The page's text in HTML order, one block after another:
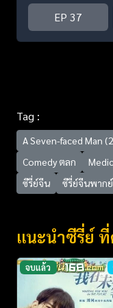
EP 37
Tag :
A Seven-faced Man
Comedy ตลก
ซีรี่ย์จีน
ซีรี่ย์จีนพาก
แนะนำซีรี่ย์
จบแล้ว